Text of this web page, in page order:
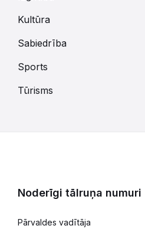
Kultūra
Sabiedrība
Sports
Tūrisms
Noderīgi tālruņa numuri
Pārvaldes vadītāja